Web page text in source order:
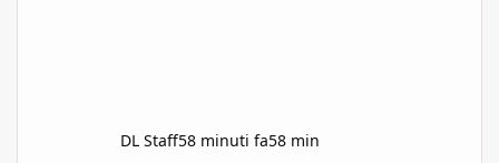
DL Staff58 minuti fa58 min